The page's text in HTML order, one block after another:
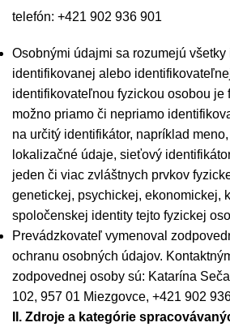
telefón: +421 902 936 901
Osobnými údajmi sa rozumejú všetky
identifikovanej alebo
identifikovateľnou fyzickou osobou je
možno priamo či nepriamo
na určitý identifikátor, napríklad
lokalizačné údaje, sieťový
jeden či viac zvláštnych prvkov
genetickej, psychickej, ekonomickej,
spoločenskej identity tejto fyzickej
Prevádzkovateľ vymenoval
ochranu osobných údajov.
zodpovednej osoby sú: Katarína
102, 957 01 Miezgovce, +421 902
II. Zdroje a kategórie